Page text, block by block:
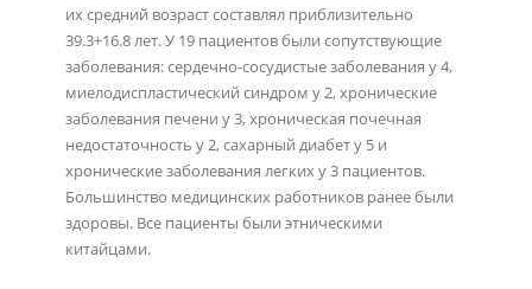
их средний возраст составлял приблизительно
39.3+16.8 лет. У 19 пациентов были сопутствующие
заболевания: сердечно-сосудистые заболевания у 4,
миелодиспластический синдром у 2, хронические
заболевания печени у 3, хроническая почечная
недостаточность у 2, сахарный диабет у 5 и
хронические заболевания легких у 3 пациентов.
Большинство медицинских работников ранее были
здоровы. Все пациенты были этническими
китайцами.